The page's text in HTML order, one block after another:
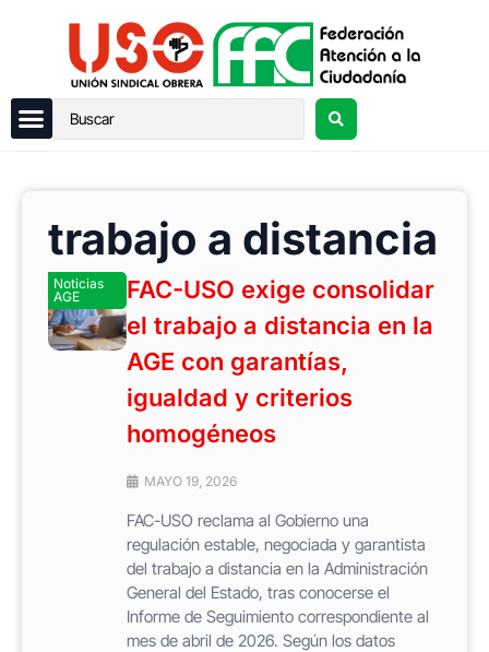
trabajo a distancia
Noticias
AGE
FAC-USO exige consolidar
el trabajo a distancia en la
AGE con garantías,
igualdad y criterios
homogéneos
MAYO 19, 2026
FAC-USO reclama al Gobierno una
regulación estable, negociada y garantista
del trabajo a distancia en la Administración
General del Estado, tras conocerse el
Informe de Seguimiento correspondiente al
mes de abril de 2026. Según los datos